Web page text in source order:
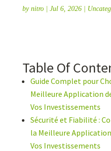
by nitro| Jul 6, 2026|
Table Of
Guide Complet pour
Meilleure Application
Vos Investissements
Sécurité et Fiabilité :
la Meilleure
Vos Investissements